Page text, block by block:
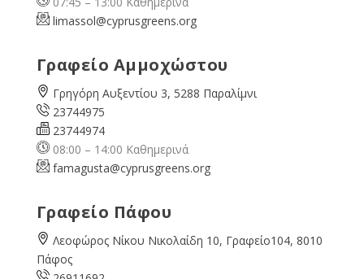
limassol@cyprusgreens.org
Γραφείο Αμμοχώστου
Γρηγόρη Αυξεντίου 3, 5288 Παραλίμνι
23744975
23744974
08:00 – 14:00 Καθημερινά
famagusta@cyprusgreens.org
Γραφείο Πάφου
Λεοφώρος Νίκου Νικολαίδη 10, Γραφείο104, 8010
Πάφος